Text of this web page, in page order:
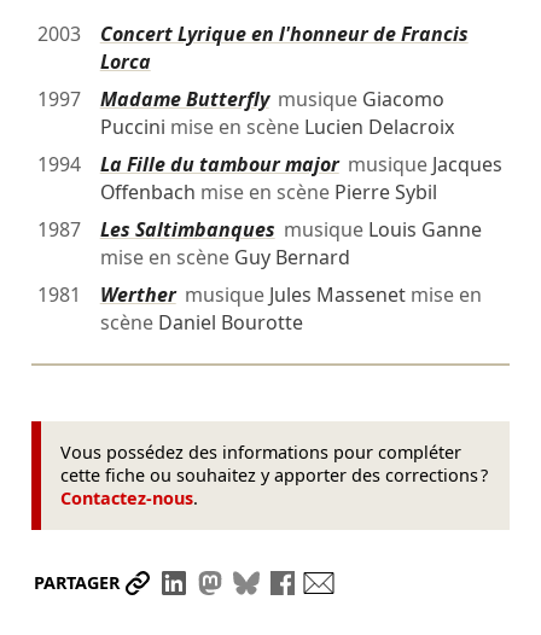
2003
Concert Lyrique en l'honneur de Francis
Lorca
1997
Madame Butterflymusique Giacomo
Puccini mise en scène Lucien Delacroix
1994
La Fille du tambour majormusique Jacques
Offenbach mise en scène Pierre Sybil
1987
Les Saltimbanques musique Louis Ganne
mise en scène Guy Bernard
1981
Werthermusique Jules Massenetmise en
scène Daniel Bourotte
Vous possédez des informations pour compléter
cette fiche ou souhaitez y apporter des corrections ?
Contactez-nous.
PARTAGER Partager le lien
Partager sur LinkedIn
Partager sur Mastodon
Partager sur Bluesky
Partager sur Facebook